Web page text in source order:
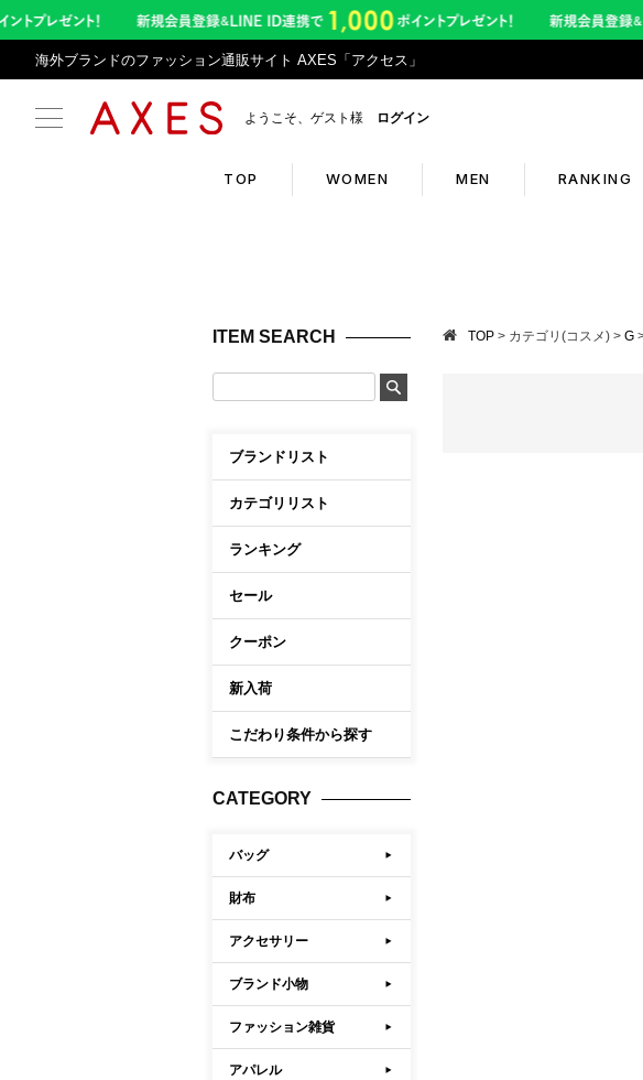
海外ブランドのファッション通販サイト AXES「アクセス」
ようこそ、ゲスト様 ログイン
TOP WOMEN MEN RANKING
こだわり条件から探す
お盆期間も休まず発送！営業
ITEM SEARCH
ブランドリスト
カテゴリリスト
ランキング
セール
クーポン
新入荷
こだわり条件から探す
CATEGORY
バッグ
財布
アクセサリー
ブランド小物
ファッション雑貨
アパレル
TOP カテゴリ(コスメ) G